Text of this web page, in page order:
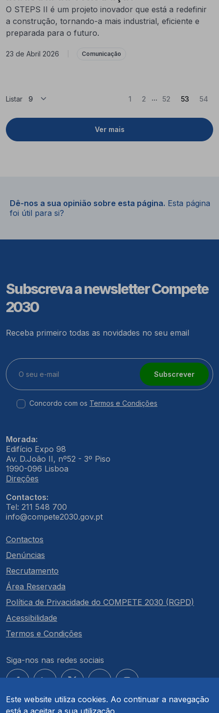
Este website utiliza cookies. Ao continuar a navegação
está a aceitar a sua utilização.
O STEPS II é um projeto inovador que está a redefinir
a construção, tornando-a mais industrial, eficiente e
preparada para o futuro.
23 de Abril 2026 Comunicação
Listar
Ver mais
1 2 ... 52 53(Atual)
54
Dê-nos a sua opinião sobre esta página. Esta página
foi útil para si?
Subscreva a newsletter Compete
2030
Receba primeiro todas as novidades no seu email
Subscrever
Concordo com os Termos e Condições
Morada:
Edifício Expo 98
Av. D.João II, nº52 - 3º Piso
1990-096 Lisboa
Direções
Contactos:
Tel: 211 548 700
info@compete2030.gov.pt
Contactos
Denúncias
Recrutamento
Área Reservada
Política de Privacidade do COMPETE 2030 (RGPD)
Acessibilidade
Termos e Condições
Siga-nos nas redes sociais